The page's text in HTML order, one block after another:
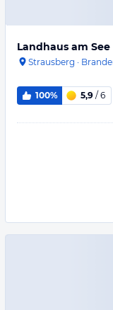
Landhaus am
Strausberg ·
100% 5,9 / 6